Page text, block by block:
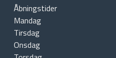
Åbningstider
Mandag
Tirsdag
Onsdag